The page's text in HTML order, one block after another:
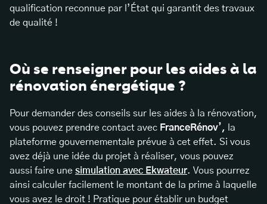
qualification reconnue par l’État qui garantit des travaux
de qualité !
Où se renseigner pour les aides à la
rénovation énergétique ?
Pour demander des conseils sur les aides à la rénovation,
vous pouvez prendre contact avec FranceRénov’, la
plateforme gouvernementale prévue à cet effet. Si vous
avez déjà une idée du projet à réaliser, vous pouvez
aussi faire une simulation avec Ekwateur. Vous pourrez
ainsi calculer facilement le montant de la prime à laquelle
vous avez le droit ! Pratique pour établir un budget